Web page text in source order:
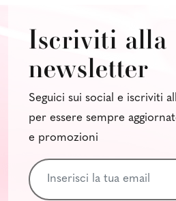
Iscriviti alla
newsletter
Seguici sui social e iscriviti
per essere sempre
e promozioni